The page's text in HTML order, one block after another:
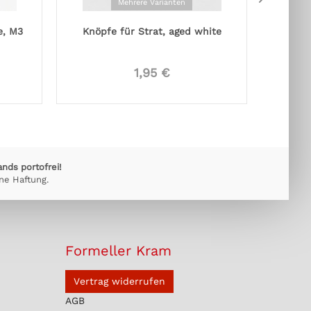
M3
Mehrere Varianten
Knöpfe für Strat, aged white
1,95 €
portofrei!
Haftung.
Formeller Kram
Vertrag widerrufen
AGB